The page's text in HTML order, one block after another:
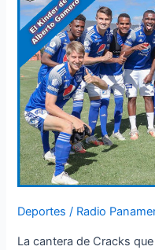
Deportes / Radio
La cantera de Cracks
que
tiene
Millonarios
en
Colombia